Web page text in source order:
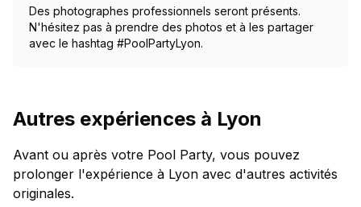
Des photographes professionnels seront présents.
N'hésitez pas à prendre des photos et à les partager
avec le hashtag #PoolPartyLyon.
Autres expériences à Lyon
Avant ou après votre Pool Party, vous pouvez
prolonger l'expérience à Lyon avec d'autres activités
originales.